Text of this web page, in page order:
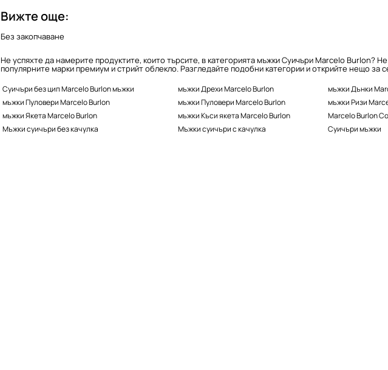
Вижте още:
Без закопчаване
Не успяхте да намерите продуктите, които търсите, в категорията мъжки Суичъри Marcelo Burlon?
популярните марки премиум и стрийт облекло. Разгледайте подобни категории и открийте нещо за
Суичъри без цип Marcelo Burlon мъжки мъжки Дрехи Marcelo Burlon мъжки Дънки
мъжки Пуловери Marcelo Burlon
мъжки Пуловери Marcelo Burlon мъжки Ризи
мъжки Якета Marcelo Burlon
мъжки Къси якета Marcelo Burlon Marcelo Burlon
Мъжки суичъри без качулка
Мъжки суичъри с качулка Суичъри мъжки